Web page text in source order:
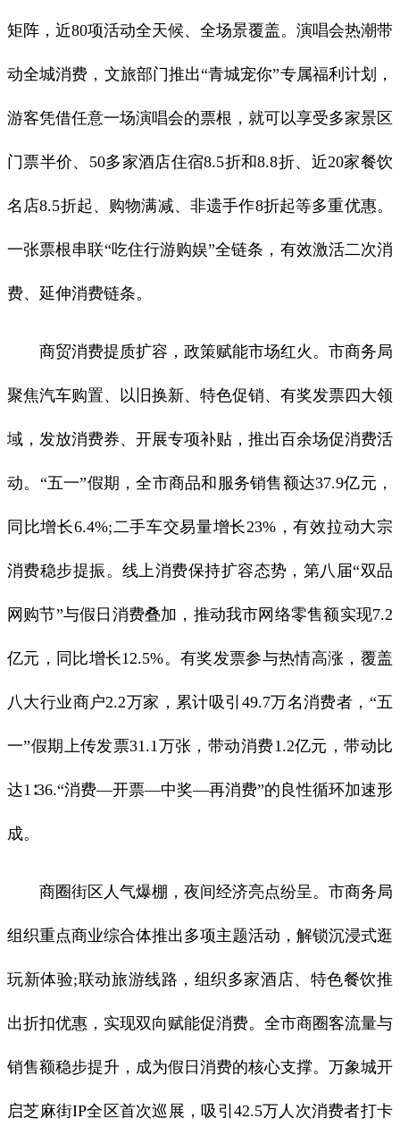
矩阵，近80项活动全天候、全场景覆盖。演唱会热潮带
动全城消费，文旅部门推出“青城宠你”专属福利计划，
游客凭借任意一场演唱会的票根，就可以享受多家景区
门票半价、50多家酒店住宿8.5折和8.8折、近20家餐饮
名店8.5折起、购物满减、非遗手作8折起等多重优惠。
一张票根串联“吃住行游购娱”全链条，有效激活二次消
费、延伸消费链条。
商贸消费提质扩容，政策赋能市场红火。市商务局
聚焦汽车购置、以旧换新、特色促销、有奖发票四大领
域，发放消费券、开展专项补贴，推出百余场促消费活
动。“五一”假期，全市商品和服务销售额达37.9亿元，
同比增长6.4%;二手车交易量增长23%，有效拉动大宗
消费稳步提振。线上消费保持扩容态势，第八届“双品
网购节”与假日消费叠加，推动我市网络零售额实现7.2
亿元，同比增长12.5%。有奖发票参与热情高涨，覆盖
八大行业商户2.2万家，累计吸引49.7万名消费者，“五
一”假期上传发票31.1万张，带动消费1.2亿元，带动比
达1∶36.“消费—开票—中奖—再消费”的良性循环加速形
成。
商圈街区人气爆棚，夜间经济亮点纷呈。市商务局
组织重点商业综合体推出多项主题活动，解锁沉浸式逛
玩新体验;联动旅游线路，组织多家酒店、特色餐饮推
出折扣优惠，实现双向赋能促消费。全市商圈客流量与
销售额稳步提升，成为假日消费的核心支撑。万象城开
启芝麻街IP全区首次巡展，吸引42.5万人次消费者打卡